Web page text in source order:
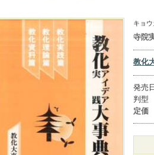
キョ
寺院
教化
発売
判型
定価